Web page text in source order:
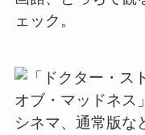
ェック。